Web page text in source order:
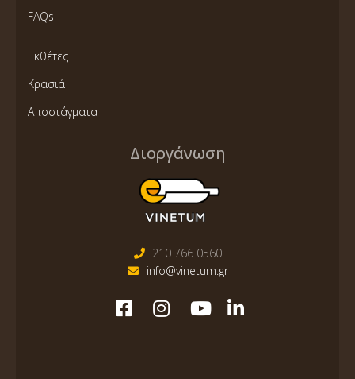
FAQs
Εκθέτες
Κρασιά
Αποστάγματα
Διοργάνωση
210 766 0560
info@vinetum.gr